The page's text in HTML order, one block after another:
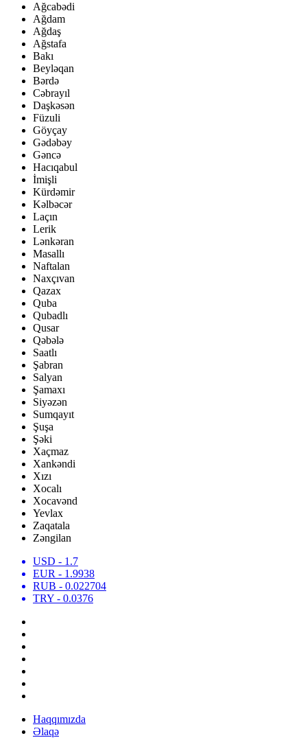
Ağcabədi
Ağdam
Ağdaş
Ağstafa
Bakı
Beyləqan
Bərdə
Cəbrayıl
Daşkəsən
Füzuli
Göyçay
Gədəbəy
Gəncə
Hacıqabul
İmişli
Kürdəmir
Kəlbəcər
Laçın
Lerik
Lənkəran
Masallı
Naftalan
Naxçıvan
Qazax
Quba
Qubadlı
Qusar
Qəbələ
Saatlı
Şabran
Salyan
Şamaxı
Siyəzən
Sumqayıt
Şuşa
Şəki
Xaçmaz
Xankəndi
Xızı
Xocalı
Xocavənd
Yevlax
Zaqatala
Zəngilan
USD - 1.7
EUR - 1.9938
RUB - 0.022704
TRY - 0.0376
Haqqımızda
Əlaqə